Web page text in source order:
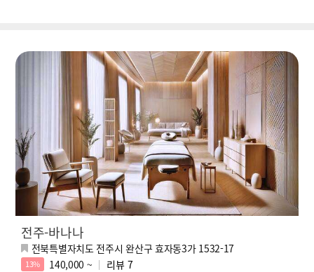
전주-바나나
전북특별자치도 전주시 완산구 효자동3가 1532-17
13% 140,000 ~ 리뷰 7